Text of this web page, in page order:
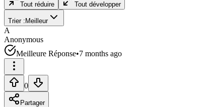
Tout réduire Tout développer
Trier : Meilleur
A
Anonymous
Meilleure Réponse•7 months ago
0
Partager